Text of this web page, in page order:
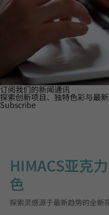
订阅我们的新闻通讯
探索创新项目、独特色彩与最
Subscribe
HIMACS亚克
色
探索灵感源于最新趋势的全新